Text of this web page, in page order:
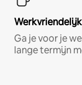
Ga je voor je
lange termijn